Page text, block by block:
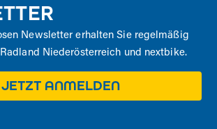
Newsletter erhalten Sie regelmäßig
Niederösterreich und nextbike.
JETZT ANMELDEN